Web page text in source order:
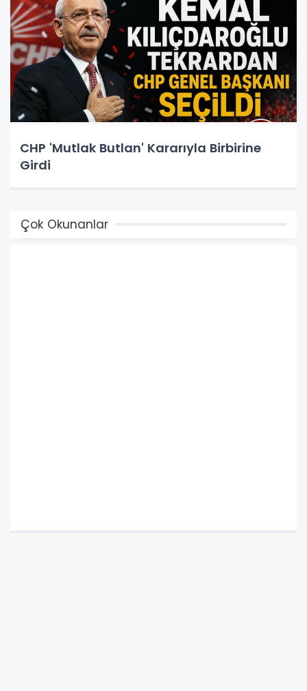
CHP 'Mutlak Butlan' Kararıyla Birbirine
Girdi
Çok Okunanlar